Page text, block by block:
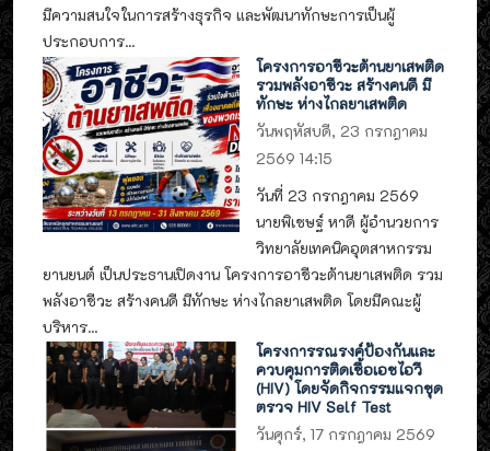
มีความสนใจในการสร้างธุรกิจ และพัฒนาทักษะการเป็นผู้
ประกอบการ...
โครงการอาชีวะต้านยาเสพติด
รวมพลังอาชีวะ สร้างคนดี มี
ทักษะ ห่างไกลยาเสพติด
วันพฤหัสบดี, 23 กรกฎาคม
2569 14:15
วันที่ 23 กรกฎาคม 2569
นายพิเชษฐ์ หาดี ผู้อำนวยการ
วิทยาลัยเทคนิคอุตสาหกรรม
ยานยนต์ เป็นประธานเปิดงาน โครงการอาชีวะต้านยาเสพติด รวม
พลังอาชีวะ สร้างคนดี มีทักษะ ห่างไกลยาเสพติด โดยมีคณะผู้
บริหาร...
โครงการรณรงค์ป้องกันและ
ควบคุมการติดเชื้อเอชไอวี
(HIV) โดยจัดกิจกรรมแจกชุด
ตรวจ HIV Self Test
วันศุกร์, 17 กรกฎาคม 2569